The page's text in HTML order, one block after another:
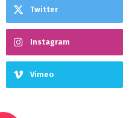
Twitter
Instagram
Vimeo